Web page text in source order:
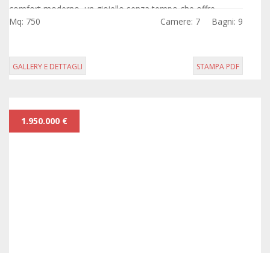
comfort moderno, un gioiello senza tempo che offre
un'atmosfera unica nel suo...
Mq: 750 Camere: 7 Bagni: 9
GALLERY E DETTAGLI STAMPA PDF
1.950.000 €